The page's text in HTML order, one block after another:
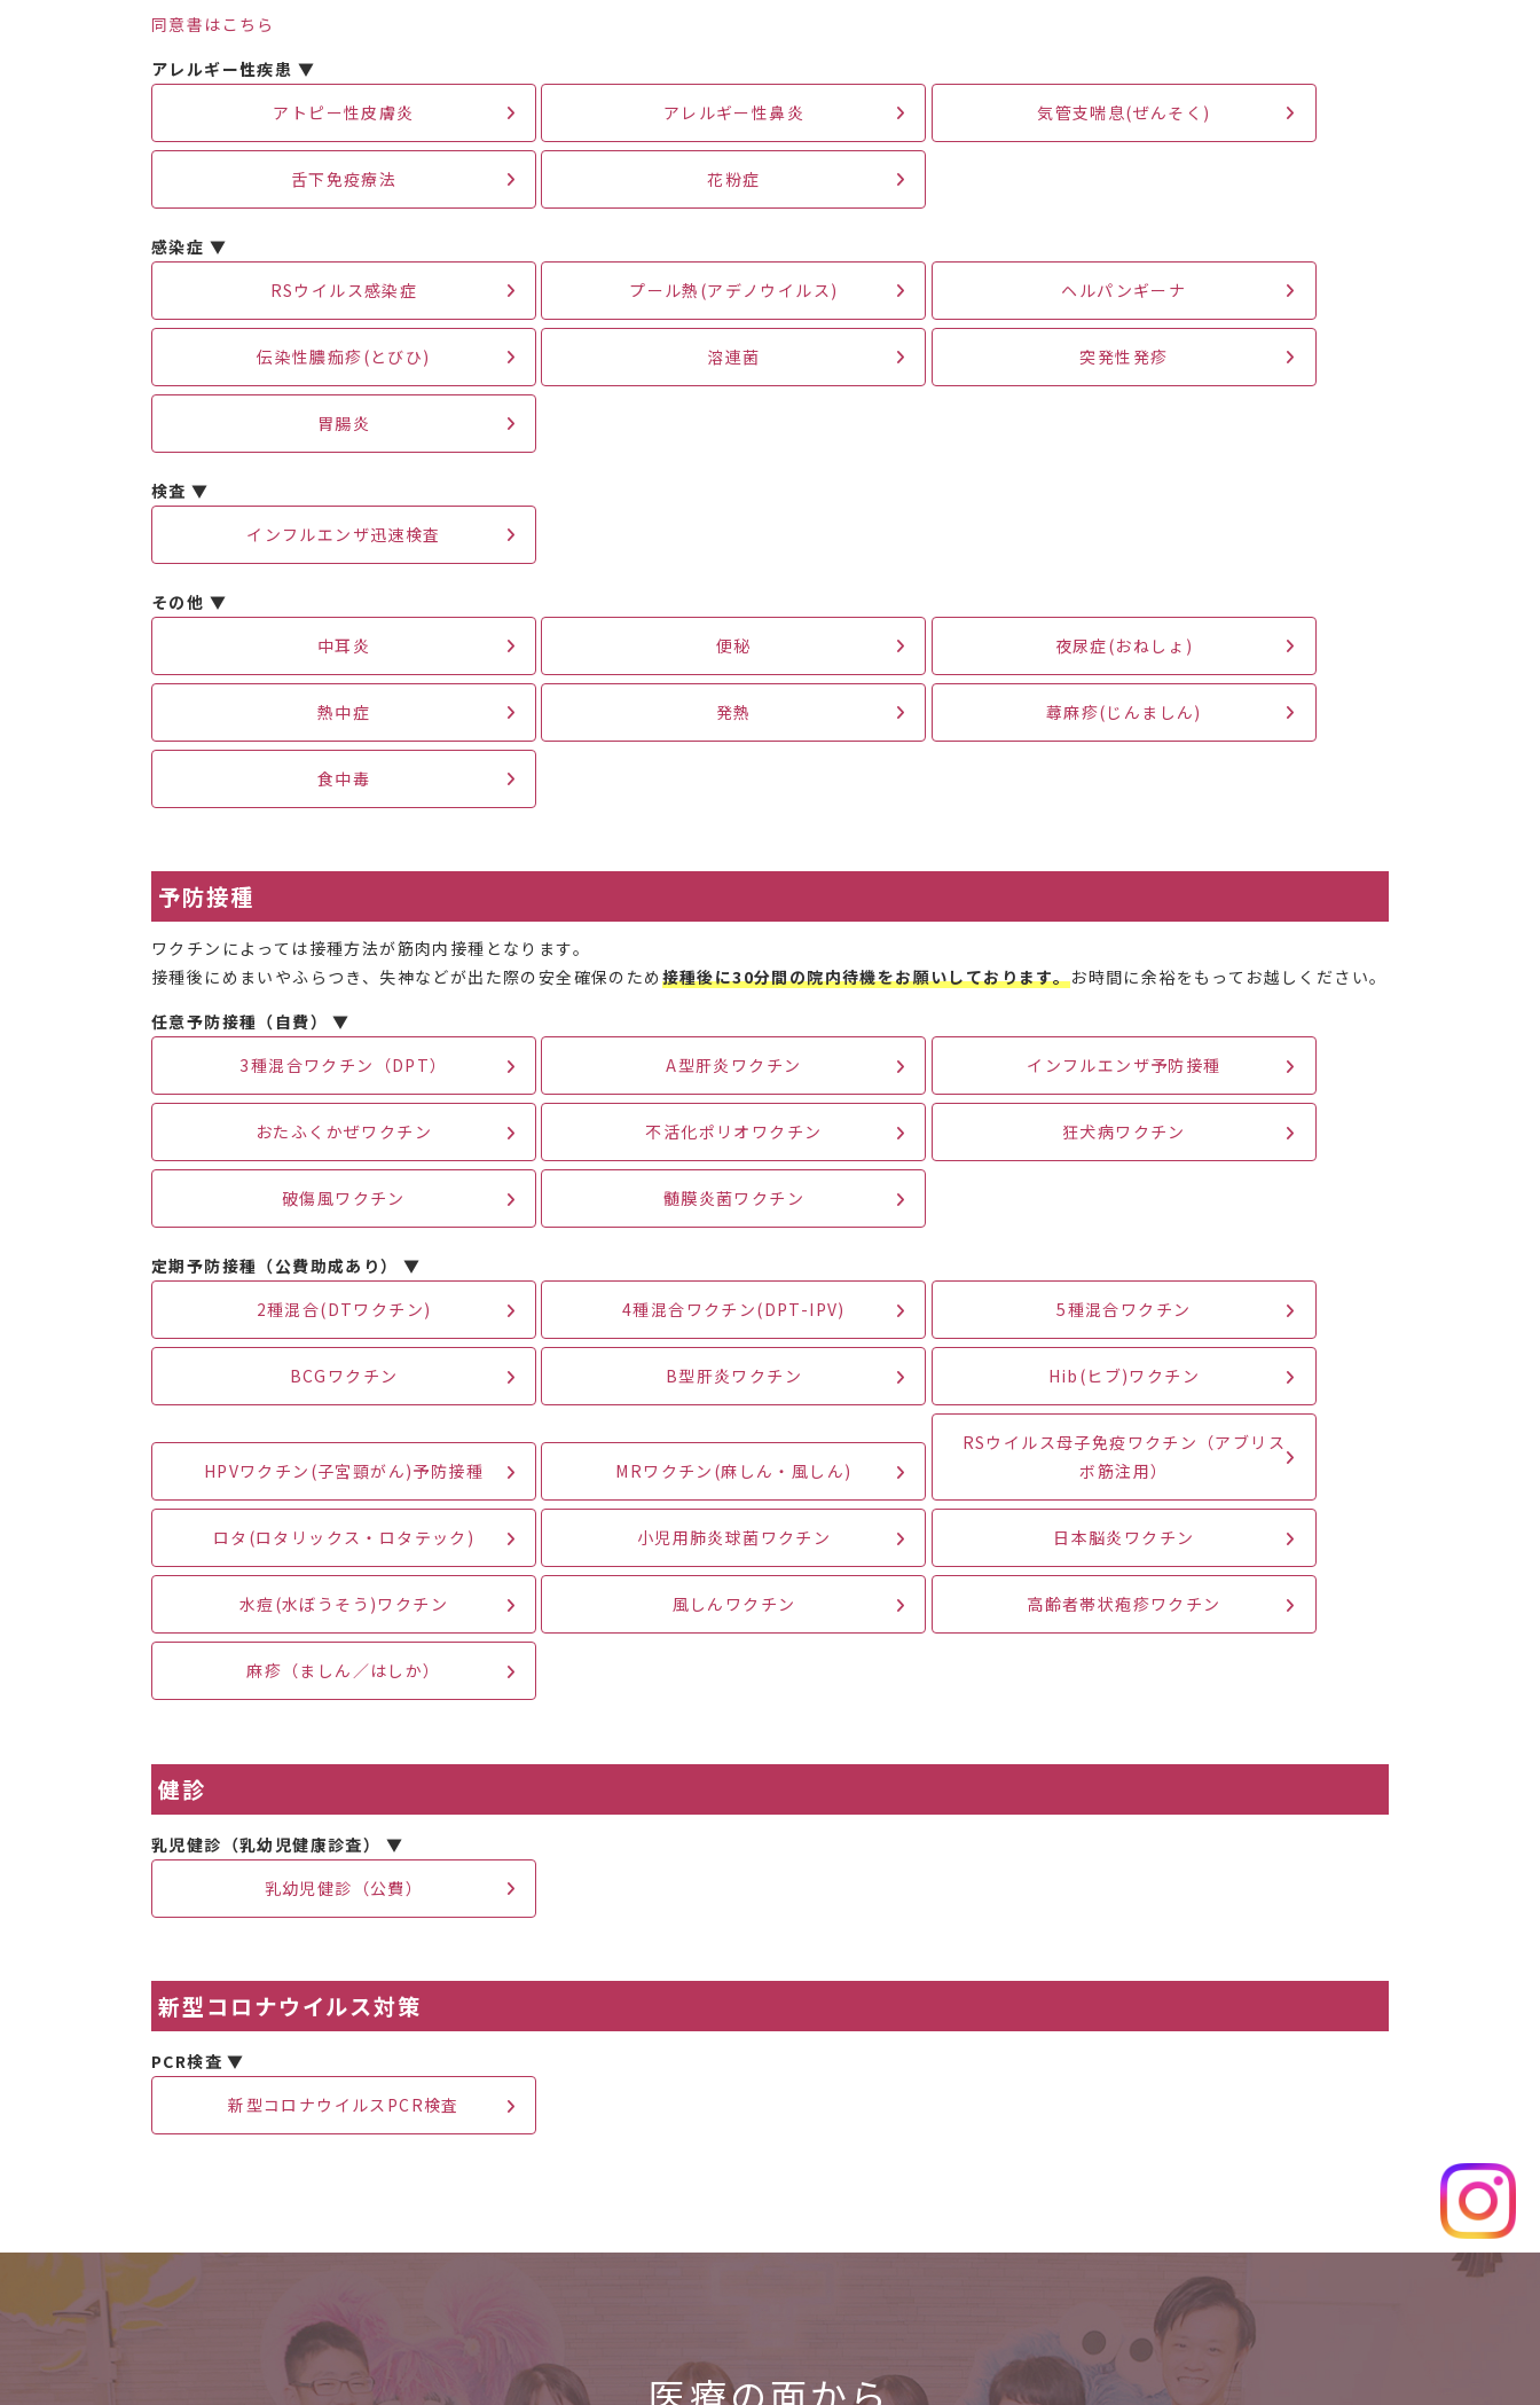
同意書はこちら
アレルギー性疾患 ▼
​アトピー性皮膚炎
アレルギー性鼻炎 気管支喘息(ぜんそく)
舌下免疫療法 花粉症
感染症 ▼
RSウイルス感染症
プール熱(アデノウイルス) ヘルパンギーナ
伝染性膿痂疹(とびひ) 溶連菌 突発性発疹
胃腸炎
検査 ▼
インフルエンザ迅速検査
その他 ▼
中耳炎
便秘 夜尿症(おねしょ)
熱中症 発熱 蕁麻疹(じんましん)
食中毒
予防接種
ワクチンによっては接種方法が筋肉内接種となります。
接種後にめまいやふらつき、失神などが出た際の安全確保のため 接種後に30分間の院内待機をお願いしております。お時間に余裕をもってお越しください。
任意予防接種（自費） ▼
3種混合ワクチン（DPT）
A型肝炎ワクチン インフルエンザ予防接種
おたふくかぜワクチン 不活化ポリオワクチン 狂犬病ワクチン
破傷風ワクチン 髄膜炎菌ワクチン
定期予防接種（公費助成あり） ▼
2種混合(DTワクチン)
4種混合ワクチン(DPT-IPV) 5種混合ワクチン
BCGワクチン B型肝炎ワクチン Hib(ヒブ)ワクチン
HPVワクチン(子宮頸がん)予防接種 MRワクチン(麻しん・風しん)
RSウイルス母子免疫ワクチン（アブリス
ボ筋注用）
ロタ(ロタリックス・ロタテック) 小児用肺炎球菌ワクチン 日本脳炎ワクチン
水痘(水ぼうそう)ワクチン 風しんワクチン 高齢者帯状疱疹ワクチン
麻疹（ましん／はしか）
健診
乳児健診（乳幼児健康診査） ▼
乳幼児健診（公費）
新型コロナウイルス対策
PCR検査 ▼
新型コロナウイルスPCR検査